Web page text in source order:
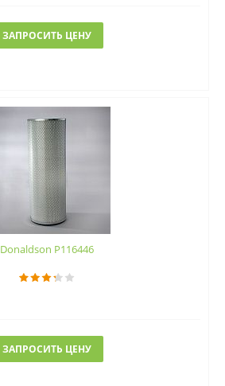
ЗАПРОСИТЬ ЦЕНУ
Donaldson P116446
ЗАПРОСИТЬ ЦЕНУ